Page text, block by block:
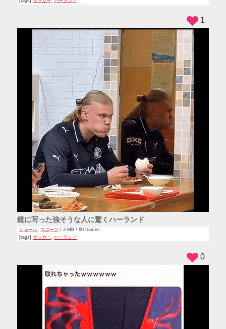
鏡に写った強そうな人に驚くハーランド
シュール, スポーツ / 3 MB / 60 frames
[tags]サッカー,ハーランド
1
0